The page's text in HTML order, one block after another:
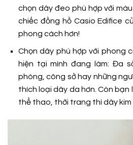
chọn dây đeo phù hợp với
chiếc đồng hồ Casio Edifice
phong cách hơn!
Chọn dây phù hợp với phong
hiện tại mình đang làm: Đa
phòng, công sở hay những
thích loại dây da hơn. Còn bạn
thể thao, thời trang thì dây kim